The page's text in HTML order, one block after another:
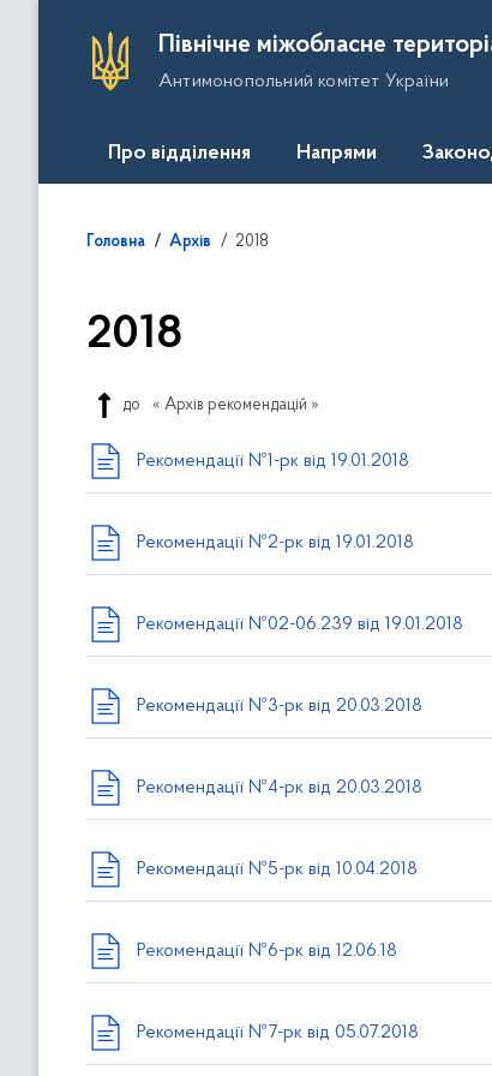
Північне міжобласне
Антимонопольний комітет України
Про відділення Напрями
Головна Архів 2018
2018
до « Архів рекомендацій »
Рекомендації №1-рк від 19.01.2018
Рекомендації №2-рк від 19.01.2018
Рекомендації №02-06.239 від 19.01.2018
Рекомендації №3-рк від 20.03.2018
Рекомендації №4-рк від 20.03.2018
Рекомендації №5-рк від 10.04.2018
Рекомендації №6-рк від 12.06.18
Рекомендації №7-рк від 05.07.2018